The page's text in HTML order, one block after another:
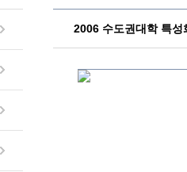
2006 수도권대학 특